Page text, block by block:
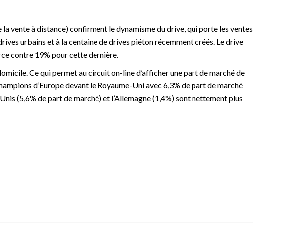
vente à distance) confirment le dynamisme du drive, qui porte les ventes
urbains et à la centaine de drives piéton récemment créés. Le drive
contre 19% pour cette dernière.
Ce qui permet au circuit on-line d’afficher une part de marché de
d’Europe devant le Royaume-Uni avec 6,3% de part de marché
(5,6% de part de marché) et l’Allemagne (1,4%) sont nettement plus